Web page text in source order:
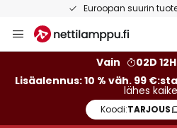
Euroopan suurin
to
Vain
02D
Lisäalennus: 10 % väh. 99
lähes
Koodi:TARJOUS